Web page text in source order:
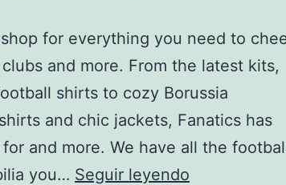
for everything you need to
and more. From the latest kits,
shirts to cozy Borussia
and chic jackets, Fanatics has
and more. We have all the
you… Seguir leyendo